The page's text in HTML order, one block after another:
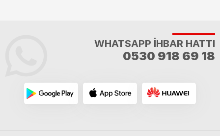
WHATSAPP İHBAR HATTI
0530 918 69 18